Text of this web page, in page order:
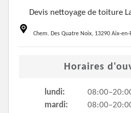
Devis nettoyage de toiture
Chem. Des Quatre Noix, 13290 Aix-en-
Horaires
lundi:
mardi: